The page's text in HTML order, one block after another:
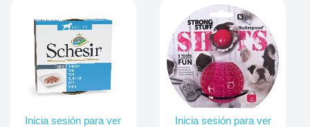
Inicia sesión para ver
Inicia sesión para ver